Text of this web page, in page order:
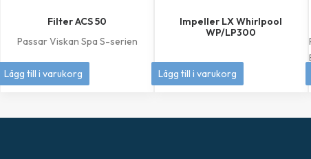
Filter ACS 50
Passar Viskan Spa S-serien
449kr
Lägg till i varukorg
Impeller LX Whirlpool
WP/LP300
349kr
Lägg till i varukorg